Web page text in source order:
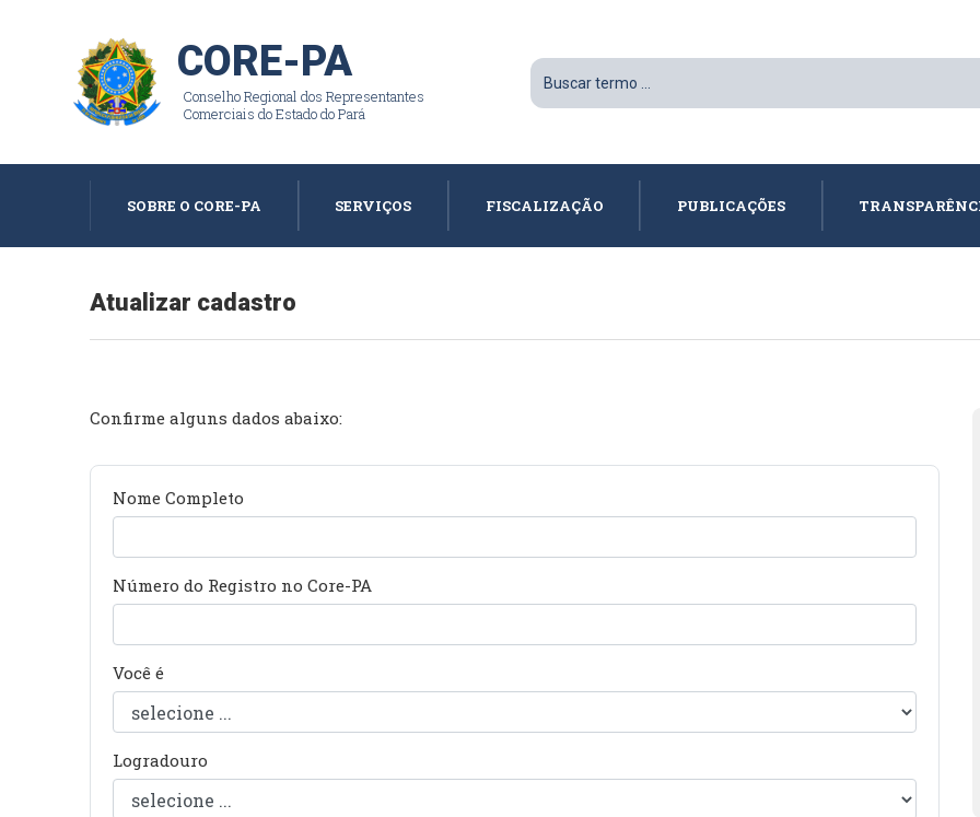
CORE-PA
Conselho Regional dos Representantes
Comerciais do Estado do Pará
SOBRE O CORE-PA SERVIÇOS FISCALIZAÇÃO PUBLICAÇÕES
Atualizar cadastro
Confirme alguns dados abaixo:
Nome Completo
Número do Registro no Core-PA
Você é
Logradouro